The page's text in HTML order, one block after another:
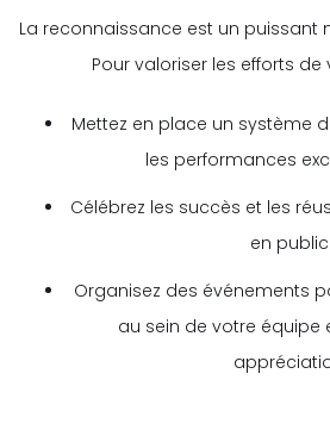
La reconnaissance est un puissant
Pour valoriser les efforts de
Mettez en place un système
les performances
Célébrez les succès et les
en public.
Organisez des événements
au sein de votre équipe